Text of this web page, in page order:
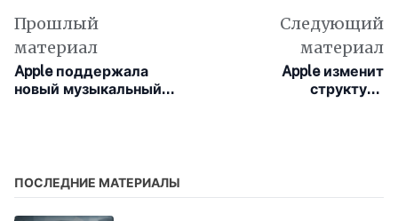
Прошлый
материал
Apple поддержала
новый музыкальный
Следующий
материал
Apple изменит
структуру
ПОСЛЕДНИЕ МАТЕРИАЛЫ